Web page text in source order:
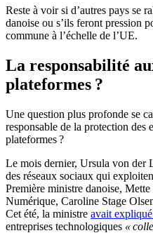
Reste à voir si d’autres pays se
danoise ou s’ils feront pression
commune à l’échelle de l’UE.
La responsabilité
plateformes ?
Une question plus profonde se
responsable de la protection des
plateformes ?
Le mois dernier, Ursula von der
des réseaux sociaux qui
Première ministre danoise,
Numérique, Caroline Stage
Cet été, la ministre avait
entreprises technologiques «